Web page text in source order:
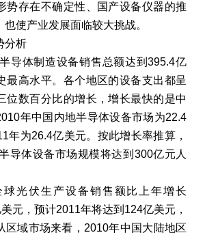
势存在不确定性、国产设备仪器的推
使产业发展面临较大挑战。
析
体制造设备销售总额达到395.4亿
最高水平。各个地区的设备支出都呈
位数百分比的增长，增长最快的是中
年中国内地半导体设备市场为22.4
年为26.4亿美元。按此增长率推算，
导体设备市场规模将达到300亿元人
光伏生产设备销售额比上年增长
元，预计2011年将达到124亿美元，
区域市场来看，2010年中国大陆地区